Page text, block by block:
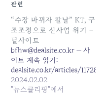
관련
“수장 바뀌자 칼날” KT, 구
조조정으로 신사업 위기 –
딜사이트
bfhw@dealsite.co.kr — 사
이트 계속 읽기:
dealsite.co.kr/articles/117284
2024.02.02
"뉴스클리핑"에서